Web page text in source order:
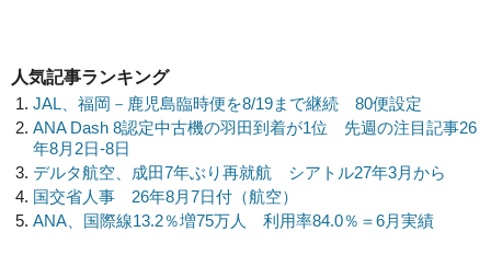
人気記事ランキング
JAL、福岡－鹿児島臨時便を8/19まで継続 80便設定
ANA Dash 8認定中古機の羽田到着が1位 先週の注目記事26
年8月2日-8日
デルタ航空、成田7年ぶり再就航 シアトル27年3月から
国交省人事 26年8月7日付（航空）
ANA、国際線13.2％増75万人 利用率84.0％＝6月実績